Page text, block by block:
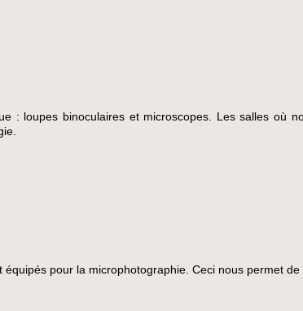
: loupes binoculaires et microscopes. Les salles où
pour la microphotographie. Ceci nous permet